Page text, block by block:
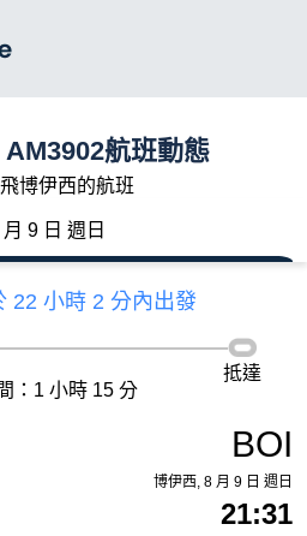
航班動態
博伊西的航班
9 日 週日
22 小時 2 分內出發
：1 小時 15 分
抵達
BOI
博伊西, 8 月 9 日 週日
21:31